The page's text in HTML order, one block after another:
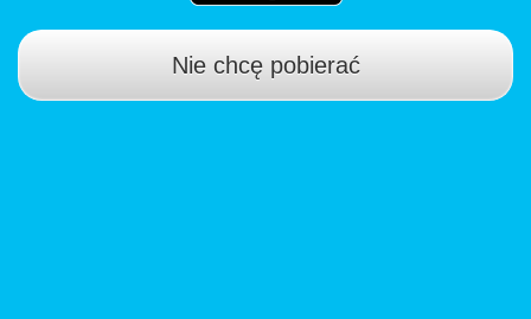
Nie chcę pobierać